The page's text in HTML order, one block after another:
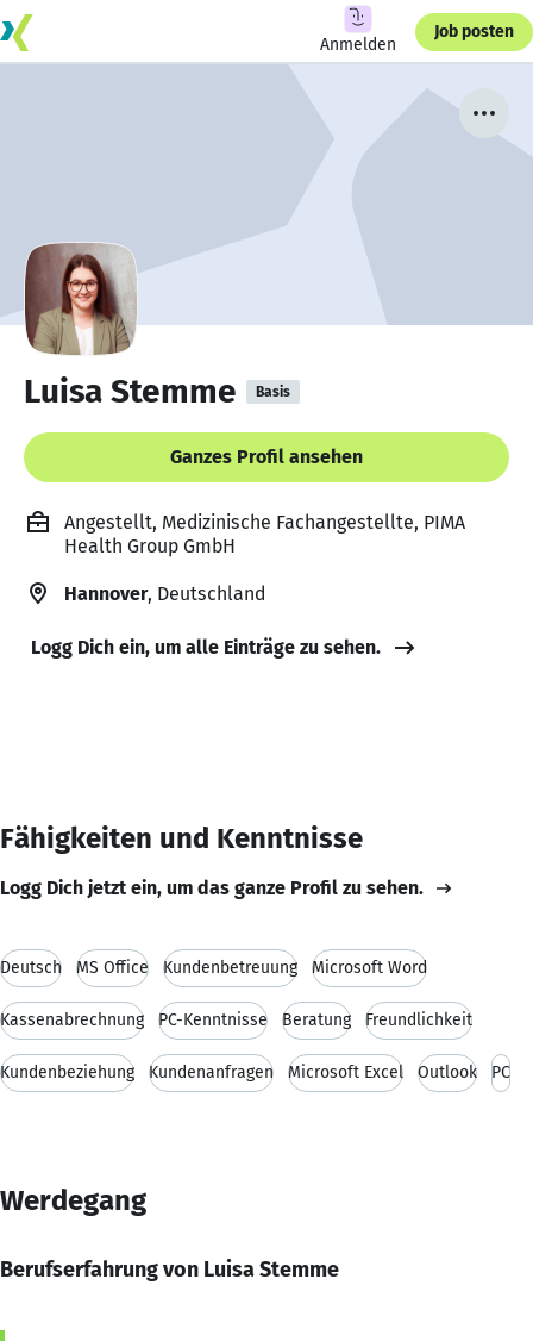
Anmelden
Job posten
Luisa Stemme Basis
Ganzes Profil ansehen
Angestellt, Medizinische Fachangestellte, PIMA
Health Group GmbH
Hannover, Deutschland
Logg Dich ein, um alle Einträge zu sehen.
Fähigkeiten und Kenntnisse
Logg Dich jetzt ein, um das ganze Profil zu sehen.
Deutsch MS Office Kundenbetreuung Microsoft Word
Kassenabrechnung PC-Kenntnisse Beratung Freundlichkeit
Kundenbeziehung Kundenanfragen Microsoft Excel Outlook PC
Werdegang
Berufserfahrung von Luisa Stemme